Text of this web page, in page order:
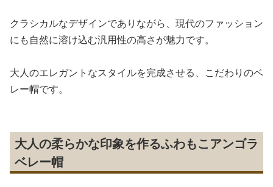
クラシカルなデザインでありながら、現代のファッション
にも自然に溶け込む汎用性の高さが魅力です。
大人のエレガントなスタイルを完成させる、こだわりのベ
レー帽です。
大人の柔らかな印象を作るふわもこアンゴラ
ベレー帽